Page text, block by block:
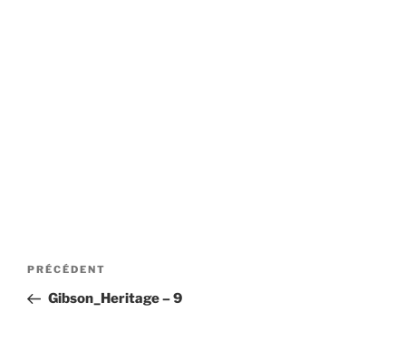
Navigation
l’article
Article
précédent
PRÉCÉDENT
Gibson_Heritage – 9